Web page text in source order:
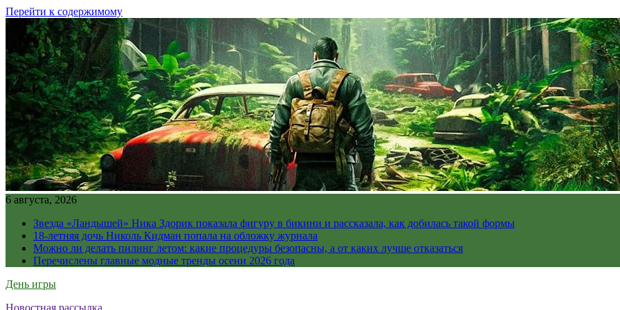
Перейти к содержимому
6 августа, 2026
Звезда «Ландышей» Ника Здорик показала фигуру в бикини и рассказала, как добилась такой формы
18-летняя дочь Николь Кидман попала на обложку журнала
Можно ли делать пилинг летом: какие процедуры безопасны, а от каких лучше отказаться
Перечислены главные модные тренды осени 2026 года
День игры
Новостная рассылка